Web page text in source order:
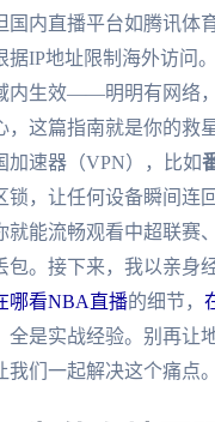
国内直播平台如腾讯体
据IP地址限制海外访问
内生效——明明有网络
，这篇指南就是你的救
加速器（VPN），比如
锁，让任何设备瞬间连
就能流畅观看中超联赛
包。接下来，我以亲身
哪看NBA直播的细节，
全是实战经验。别再让
们一起解决这个痛点。